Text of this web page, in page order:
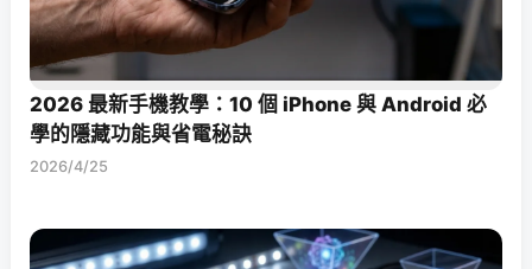
2026 最新手機教學：10 個 iPhone 與 Android 必
學的隱藏功能與省電秘訣
2026/4/25